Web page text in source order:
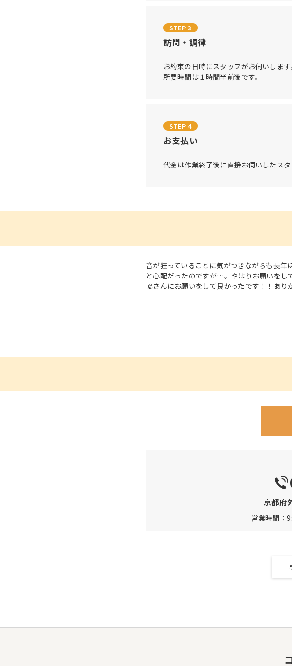
STEP 3
訪問・調律
お約束の日時にスタッフがお伺いします
所要時間は１時間半前後です。
STEP 4
お支払い
代金は作業終了後に直接お伺いしたス
音が狂っていることに気がつきながらも長
と心配だったのですが…。やはりお願いをし
協さんにお願いをして良かったです！！あり
京都府
営業時間：